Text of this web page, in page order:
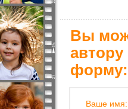
Вы
форму:
Ваше имя: